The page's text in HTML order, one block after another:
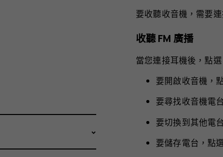
要收聽收音機，需要
收聽 FM 廣播
當您連接耳機後，點選
要開啟收音機，
要尋找收音機電
要切換到其他電
要儲存電台，點